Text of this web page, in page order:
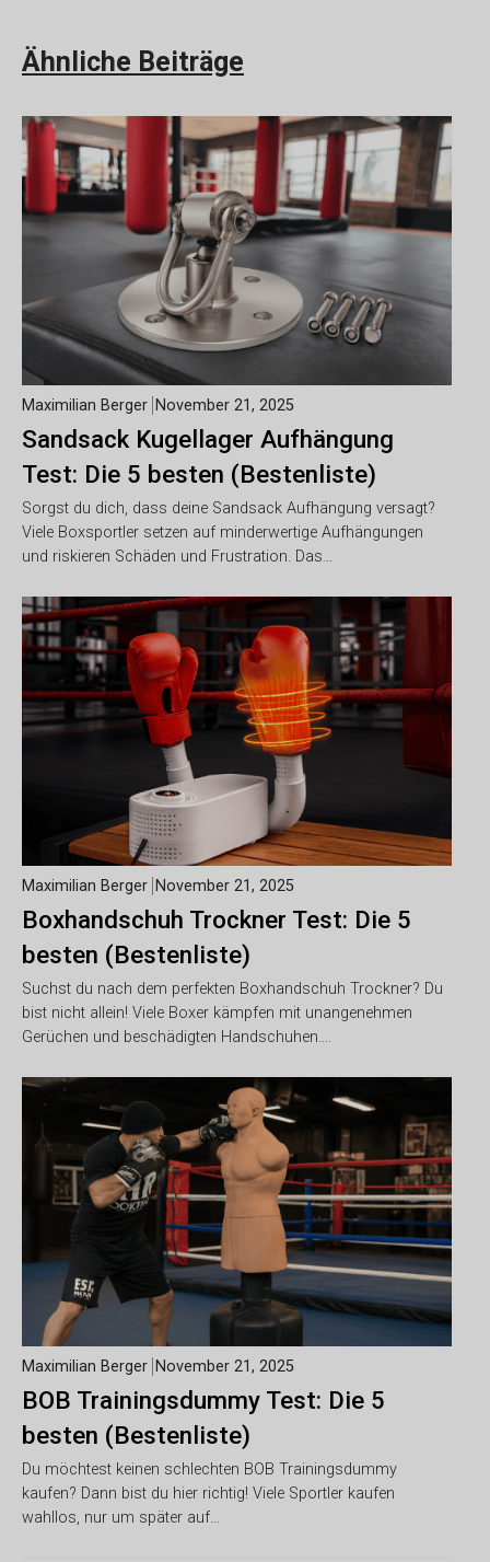
Ähnliche Beiträge
Sandsack Kugellager Aufhängung
Test: Die 5 besten (Bestenliste)
Maximilian Berger November 21, 2025
Sorgst du dich, dass deine Sandsack Aufhängung versagt?
Viele Boxsportler setzen auf minderwertige Aufhängungen
und riskieren Schäden und Frustration. Das…
Boxhandschuh Trockner Test: Die 5
besten (Bestenliste)
Maximilian Berger November 21, 2025
Suchst du nach dem perfekten Boxhandschuh Trockner? Du
bist nicht allein! Viele Boxer kämpfen mit unangenehmen
Gerüchen und beschädigten Handschuhen….
BOB Trainingsdummy Test: Die 5
besten (Bestenliste)
Maximilian Berger November 21, 2025
Du möchtest keinen schlechten BOB Trainingsdummy
kaufen? Dann bist du hier richtig! Viele Sportler kaufen
wahllos, nur um später auf…